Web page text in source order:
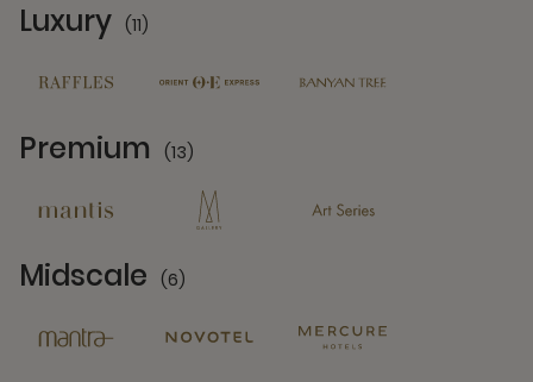
Luxury (11)
Premium (13)
Midscale (6)